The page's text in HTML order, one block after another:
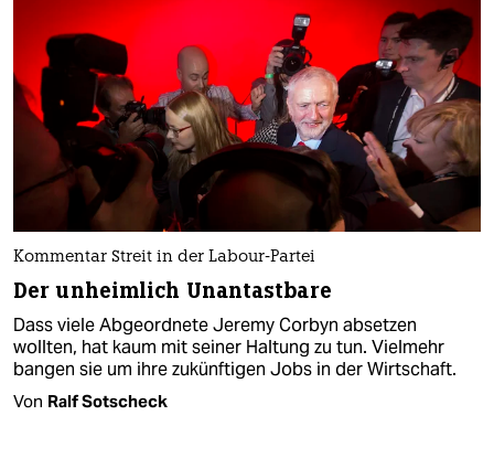
Kommentar Streit in der Labour-Partei
Der unheimlich Unantastbare
Dass viele Abgeordnete Jeremy Corbyn absetzen
wollten, hat kaum mit seiner Haltung zu tun. Vielmehr
bangen sie um ihre zukünftigen Jobs in der Wirtschaft.
Von Ralf Sotscheck